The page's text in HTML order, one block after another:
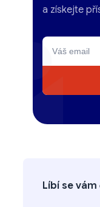
a získejte
Líbí se vám